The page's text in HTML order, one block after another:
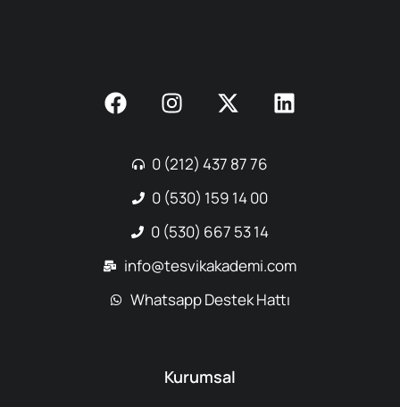
0 (212) 437 87 76
0 (530) 159 14 00
0 (530) 667 53 14
info@tesvikakademi.com
Whatsapp Destek Hattı
Kurumsal